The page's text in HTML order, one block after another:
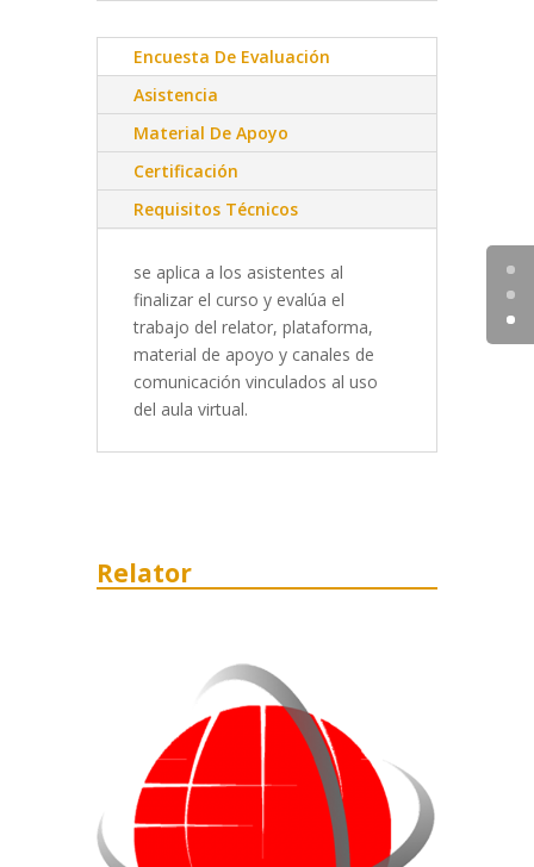
Encuesta De Evaluación
Asistencia
Material De Apoyo
Certificación
Requisitos Técnicos
se aplica a los asistentes al
finalizar el curso y evalúa el
trabajo del relator, plataforma,
material de apoyo y canales de
comunicación vinculados al uso
del aula virtual.
Relator